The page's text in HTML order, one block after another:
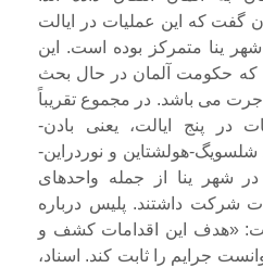
گفت که این عملیات در ایالت
ینا متمرکز بوده است. این
که حکومت آلمان در حال بحث
می باشد. در مجموع تقریباً
در پنج ایالت، یعنی بادن-
شلسویگ-هولشتاین و نوردراین-
شهر ینا از جمله واحدهای
شرکت داشتند. پلیس درباره
«هدف این اقدامات کشف و
جرایم را ثابت کند. اسناد،